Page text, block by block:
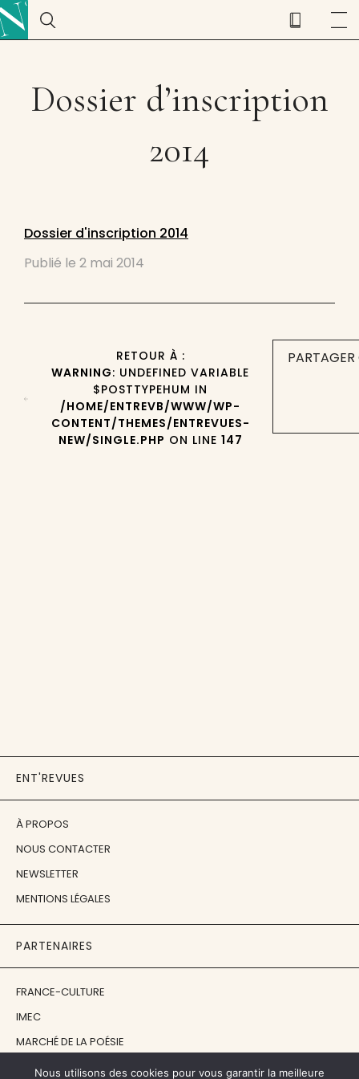
Dossier d’inscription
2014
Dossier d'inscription 2014
Publié le 2 mai 2014
RETOUR À :
WARNING: UNDEFINED VARIABLE
$POSTTYPEHUM IN
/HOME/ENTREVB/WWW/WP-
CONTENT/THEMES/ENTREVUES-
NEW/SINGLE.PHP ON LINE 147
ENT'REVUES
À PROPOS
NOUS CONTACTER
NEWSLETTER
MENTIONS LÉGALES
PARTENAIRES
FRANCE-CULTURE
IMEC
MARCHÉ DE LA POÉSIE
ÉCOLE ESTIENNE
Nous utilisons des cookies pour vous garantir la meilleure